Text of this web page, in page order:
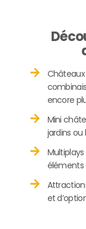
encore
Mini
jardins
éléments
et